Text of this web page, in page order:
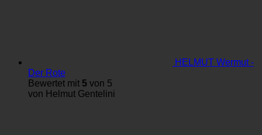
HELMUT Wermut -
Der Rote
Bewertet mit 5 von 5
von Helmut Gentelini